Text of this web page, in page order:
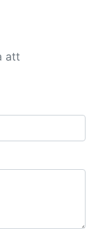
att